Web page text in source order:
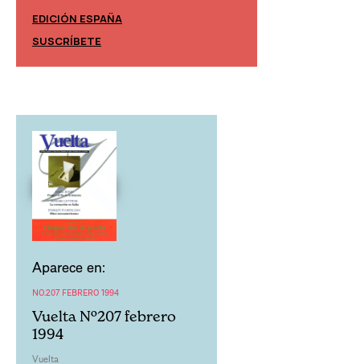
EDICIÓN ESPAÑA
SUSCRÍBETE
Aparece en:
NO.207 FEBRERO 1994
Vuelta Nº207 febrero
1994
Vuelta